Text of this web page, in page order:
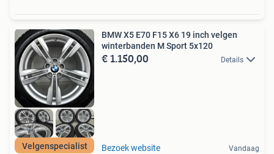
Velgenspecialist
BMW X5 E70 F15 X6 19 inch velgen
winterbanden M Sport 5x120
€ 1.150,00 Details
Bezoek website Vandaag